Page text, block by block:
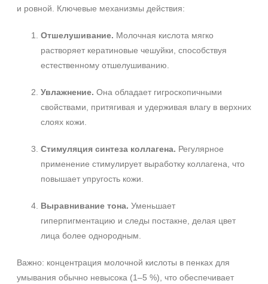
и ровной. Ключевые механизмы действия:
Отшелушивание. Молочная кислота мягко
растворяет кератиновые чешуйки, способствуя
естественному отшелушиванию.
Увлажнение. Она обладает гигроскопичными
свойствами, притягивая и удерживая влагу в верхних
слоях кожи.
Стимуляция синтеза коллагена. Регулярное
применение стимулирует выработку коллагена, что
повышает упругость кожи.
Выравнивание тона. Уменьшает
гиперпигментацию и следы постакне, делая цвет
лица более однородным.
Важно: концентрация молочной кислоты в пенках для
умывания обычно невысока (1–5 %), что обеспечивает
Не показывать предложение о консультации
+7 (929) 933-09-89